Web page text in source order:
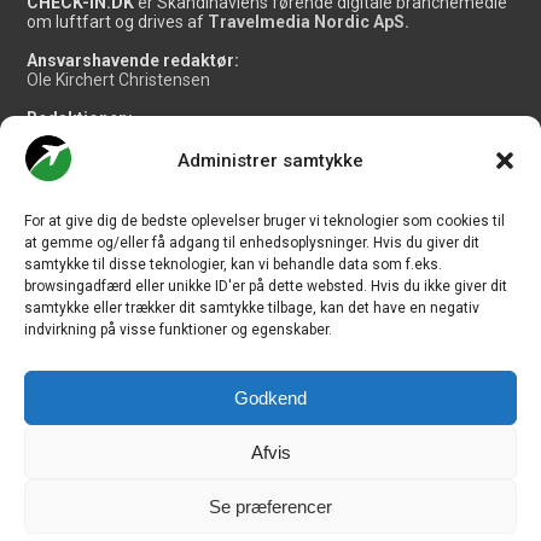
Administrer samtykke
For at give dig de bedste oplevelser bruger vi teknologier som cookies til
at gemme og/eller få adgang til enhedsoplysninger. Hvis du giver dit
samtykke til disse teknologier, kan vi behandle data som f.eks.
browsingadfærd eller unikke ID'er på dette websted. Hvis du ikke giver dit
samtykke eller trækker dit samtykke tilbage, kan det have en negativ
indvirkning på visse funktioner og egenskaber.
Godkend
Afvis
Se præferencer
om luftfart og drives af Travelmedia Nordic ApS.
Ansvarshavende redaktør:
Ole Kirchert Christensen
Redaktionen:
Christian Granhøj Skouboe
Henrik Baumgarten
Danny Longhi Andreasen
Salg og jobannoncer:
salg@travelmedianordic.com
Vi tager ansvar for indholdet og er tilmeldt